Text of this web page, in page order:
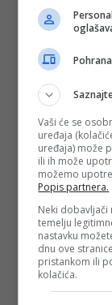
Vaši će se
uređaja
uređaja) može
ili ih može
možemo
Popis partnera.
Neki
temelju
nastavku
dnu ove
pristankom ili
kolačića.